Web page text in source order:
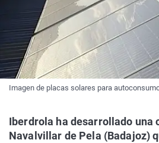
Imagen de placas solares para
Iberdrola ha desarrollado una
Navalvillar de Pela (Badajoz)